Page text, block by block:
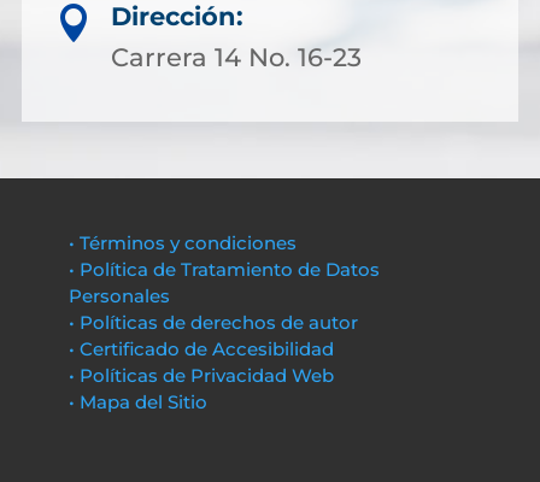

Dirección:
Carrera 14 No. 16-23
• Términos y condiciones
• Política de Tratamiento de Datos
Personales
• Políticas de derechos de autor
• Certificado de Accesibilidad
• Políticas de Privacidad Web
• Mapa del Sitio